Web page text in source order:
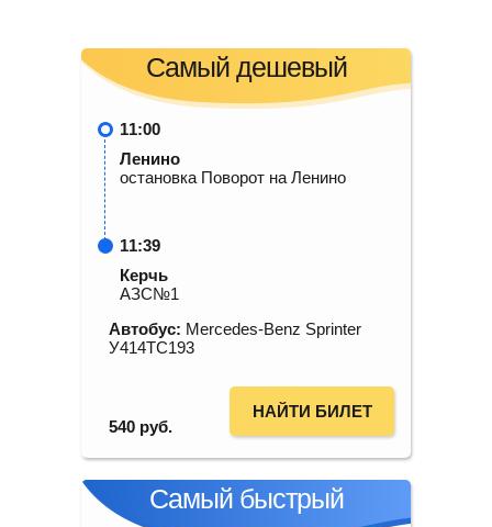
Самый дешевый
11:00
Ленино
остановка Поворот на Ленино
11:39
Керчь
АЗС№1
Автобус: Mercedes-Benz Sprinter
У414ТС193
540 руб.
НАЙТИ БИЛЕТ
Самый быстрый